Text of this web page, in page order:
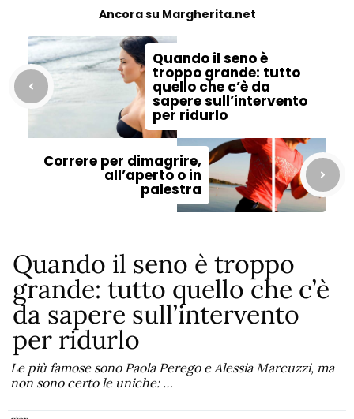
Ancora su Margherita.net
Quando il seno è
troppo grande: tutto
quello che c’è da
sapere sull’intervento
per ridurlo
Correre per dimagrire,
all’aperto o in
palestra
Quando il seno è troppo
grande: tutto quello che c’è
da sapere sull’intervento
per ridurlo
Le più famose sono Paola Perego e Alessia Marcuzzi, ma
non sono certo le uniche: …